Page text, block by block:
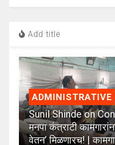
Add title
ADMINISTRATIVE
Sunil Shinde on
मनपा कंत्राटी
वेतन’ मिळणारच! |